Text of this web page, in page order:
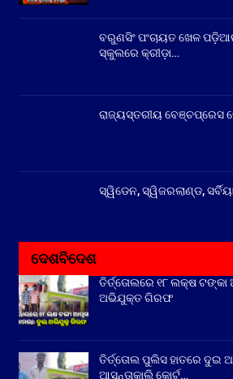
ବରୁଣସିଂ ପଂଚାୟତ ଖେଳ
ସ୍କୁଲରେ କ୍ରୀଡ଼ା…
ରାଜ୍ୟସ୍ତରୀୟ ବେଞ୍ଚପ୍ରେସ
ସ୍ୱିଡେନ, ସ୍ୱିଜରଲାଣ୍ଡ,
ଦେଶବିଦେଶ
ତିର୍ତ୍ତୋଲରେ ୧୮ ଲକ୍ଷ ଟଙ୍କା
ଅଭିଯୁକ୍ତ ଗିରଫ
ତିର୍ତ୍ତୋଲ ପୁଲିସ ହାତରେ
ଆସନ୍ତାକାଲି କୋର୍ଟ…